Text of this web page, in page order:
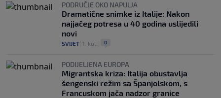
PODRUČJE OKO NAPULJA
Dramatične snimke iz Italije: Nakon
najjačeg potresa u 40 godina uslijedili
novi
SVIJET 1. kol. 0
PODIJELJENA EUROPA
Migrantska kriza: Italija obustavlja
šengenski režim sa Španjolskom, s
Francuskom jača nadzor granice